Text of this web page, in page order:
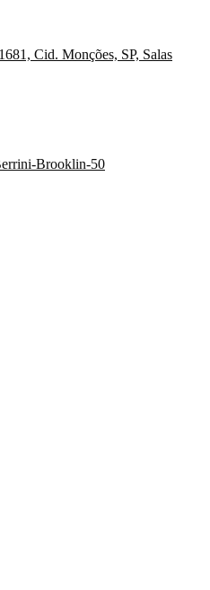
Cid. Monções, SP, Salas